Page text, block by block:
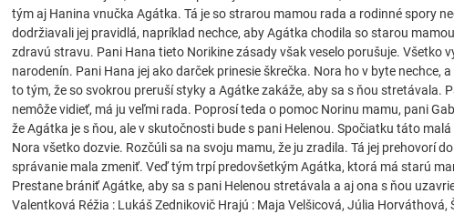
tým aj Hanina vnučka Agátka. Tá je so strarou mamou rada a rodinné spory
dodržiavali jej pravidlá, napríklad nechce, aby Agátka chodila so starou
zdravú stravu. Pani Hana tieto Norikine zásady však veselo porušuje. Všetko
narodenín. Pani Hana jej ako darček prinesie škrečka. Nora ho v byte nechce,
to tým, že so svokrou preruší styky a Agátke zakáže, aby sa s ňou stretávala.
nemôže vidieť, má ju veľmi rada. Poprosí teda o pomoc Norinu mamu, pani
že Agátka je s ňou, ale v skutočnosti bude s pani Helenou. Spočiatku táto
Nora všetko dozvie. Rozčúli sa na svoju mamu, že ju zradila. Tá jej prehovorí
správanie mala zmeniť. Veď tým trpí predovšetkým Agátka, ktorá má starú
Prestane brániť Agátke, aby sa s pani Helenou stretávala a aj ona s ňou
Valentková Réžia : Lukáš Zednikovič Hrajú : Maja Velšicová, Júlia Horváthová,